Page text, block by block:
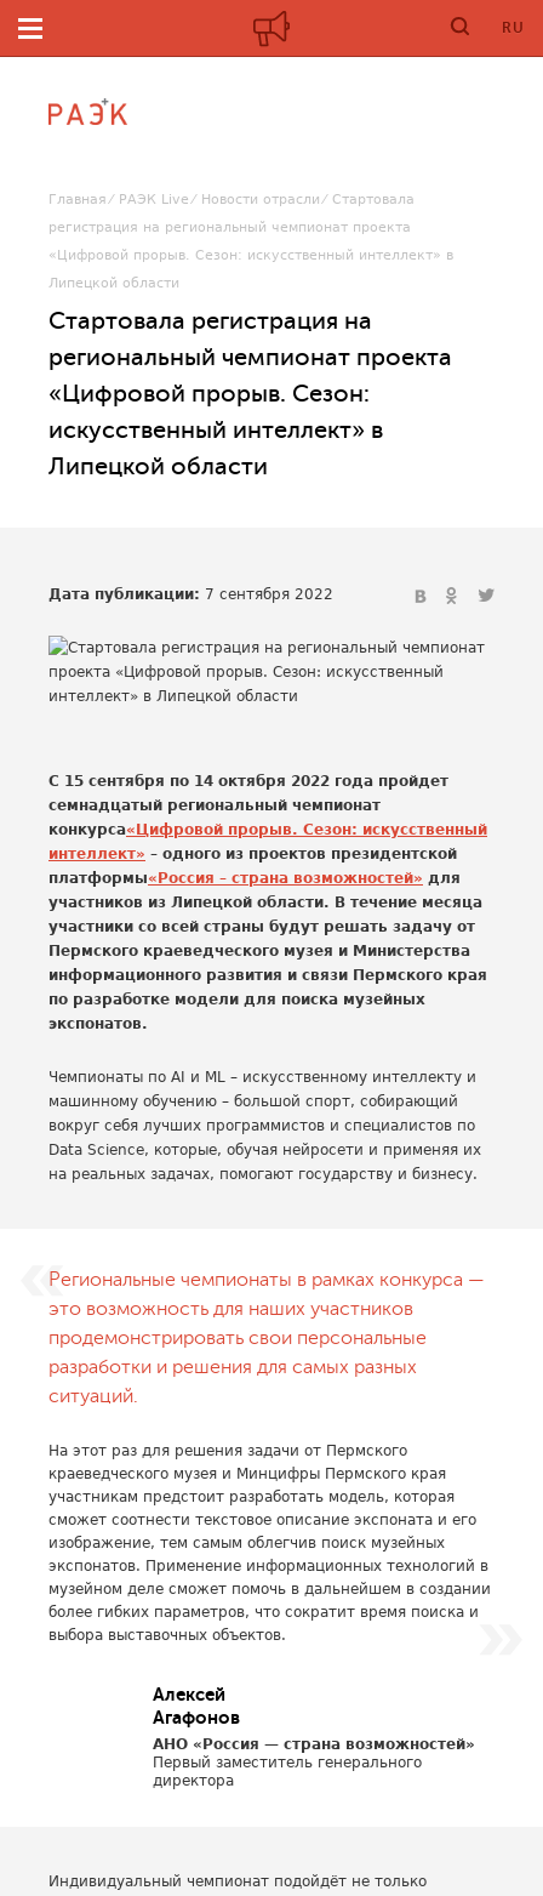
RU
Главная РАЭК Live Новости отрасли
Стартовала
регистрация на региональный чемпионат проекта
«Цифровой прорыв. Сезон: искусственный интеллект» в
Липецкой области
Стартовала регистрация на
региональный чемпионат проекта
«Цифровой прорыв. Сезон:
искусственный интеллект» в
Липецкой области
Дата публикации: 7 сентября 2022
C 15 сентября по 14 октября 2022 года пройдет
семнадцатый региональный чемпионат
конкурса«Цифровой прорыв. Сезон: искусственный
интеллект» – одного из проектов президентской
платформы«Россия – страна возможностей» для
участников из Липецкой области. В течение месяца
участники со всей страны будут решать задачу от
Пермского краеведческого музея и Министерства
информационного развития и связи Пермского края
по разработке модели для поиска музейных
экспонатов.
Чемпионаты по AI и ML – искусственному интеллекту и
машинному обучению – большой спорт, собирающий
вокруг себя лучших программистов и специалистов по
Data Science, которые, обучая нейросети и применяя их
на реальных задачах, помогают государству и бизнесу.
Региональные чемпионаты в рамках конкурса —
это возможность для наших участников
продемонстрировать свои персональные
разработки и решения для самых разных
ситуаций.
На этот раз для решения задачи от Пермского
краеведческого музея и Минцифры Пермского края
участникам предстоит разработать модель, которая
сможет соотнести текстовое описание экспоната и его
изображение, тем самым облегчив поиск музейных
экспонатов. Применение информационных технологий в
музейном деле сможет помочь в дальнейшем в создании
более гибких параметров, что сократит время поиска и
выбора выставочных объектов.
Алексей
Агафонов
АНО «Россия — страна возможностей»
Первый заместитель генерального
директора
Индивидуальный чемпионат подойдёт не только